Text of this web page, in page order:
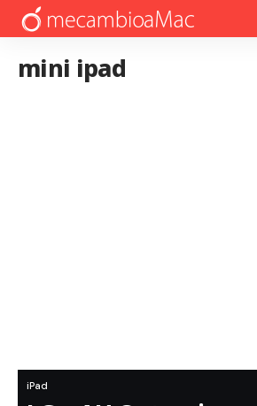
mini ipad
iPad